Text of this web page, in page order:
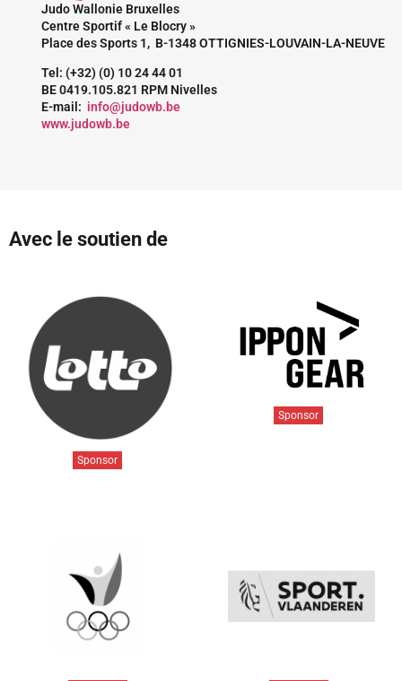
Judo Wallonie Bruxelles
Centre Sportif « Le Blocry »
Place des Sports 1, B-1348 OTTIGNIES-LOUVAIN-LA-NEUVE
Tel: (+32) (0) 10 24 44 01
BE 0419.105.821 RPM Nivelles
E-mail: info@judowb.be
www.judowb.be
Avec le soutien de
Sponsor
Sponsor